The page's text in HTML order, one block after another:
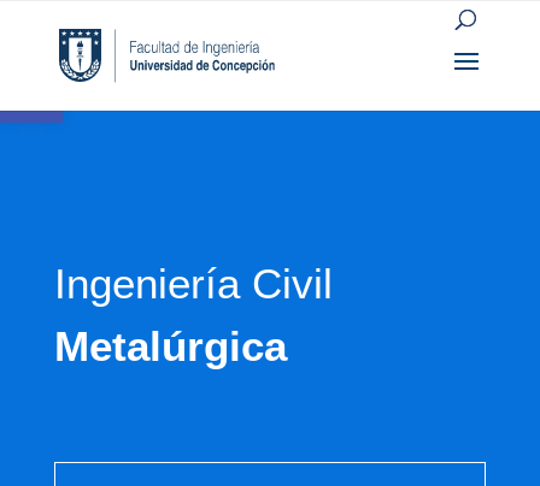
Open toolbar
Ingeniería Civil
Metalúrgica